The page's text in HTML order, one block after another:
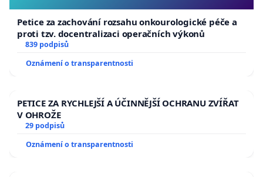
Petice za zachování rozsahu onkourologické péče a
proti tzv. docentralizaci operačních výkonů
839 podpisů
Oznámení o transparentnosti
PETICE ZA RYCHLEJŠÍ A ÚČINNĚJŠÍ OCHRANU ZVÍŘAT
V OHROŽE
29 podpisů
Oznámení o transparentnosti